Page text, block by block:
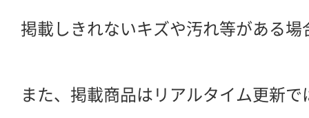
掲載しきれないキズや汚れ等がある場
また、掲載商品はリアルタイム更新